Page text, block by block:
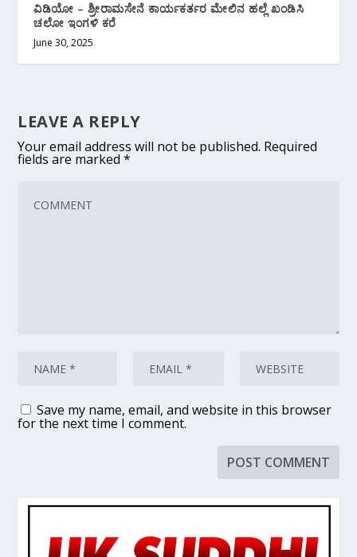
ವಿಡಿಯೋ‌ – ಶ್ರೀರಾಮಸೇನೆ ಕಾರ್ಯಕರ್ತರ ಮೇಲಿನ ಹಲ್ಲೆ ಖಂಡಿಸಿ
ಚಲೋ ಇಂಗಳಿ ಕರೆ
June 30, 2025
LEAVE A REPLY
Your email address will not be published. Required
fields are marked*
Save my name, email, and website in this browser
for the next time I comment.